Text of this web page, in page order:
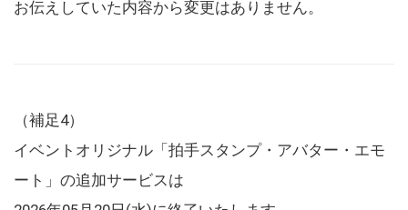
お伝えしていた内容から変更はありません。
（補足4）
イベントオリジナル「拍手スタンプ・アバター・エモ
ート」の追加サービスは